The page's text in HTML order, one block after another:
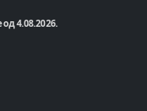
4.08.2026.